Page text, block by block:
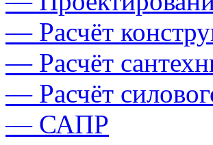
— Расчёт
— Расчёт
— Расчёт
— САПР